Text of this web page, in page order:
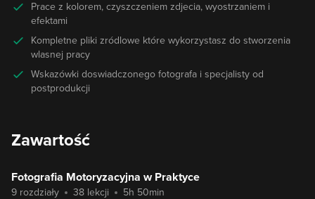
Prace z kolorem, czyszczeniem zdjecia, wyostrzaniem i
efektami
Kompletne pliki zródlowe które wykorzystasz do stworzenia
wlasnej pracy
Wskazówki doswiadczonego fotografa i specjalisty od
postprodukcji
Zawartość
Fotografia Motoryzacyjna w Praktyce
9 rozdziały 38 lekcji 5h 50min